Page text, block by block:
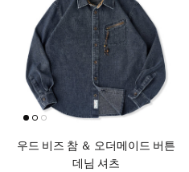
우드 비즈 참 ＆ 오더메이드 버튼
데님 셔츠